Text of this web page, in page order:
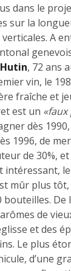
dans le
sur la
A
, 72 ans
vin, le
fraîche et
est un «faux
dès
1996, de
de 30%, et
intéressant,
mûr plus tôt,
De
de
et des
Le plus
d’une